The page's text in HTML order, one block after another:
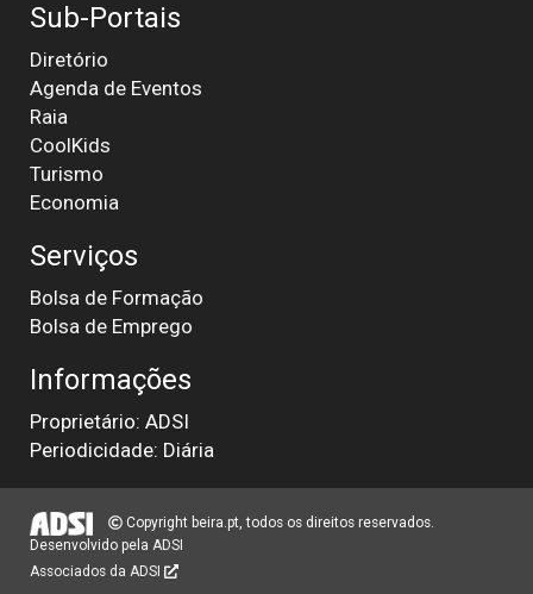
Sub-Portais
Diretório
Agenda de Eventos
Raia
CoolKids
Turismo
Economia
Serviços
Bolsa de Formação
Bolsa de Emprego
Informações
Proprietário: ADSI
Periodicidade: Diária
Copyright beira.pt, todos os direitos reservados.
Desenvolvido pela ADSI
Associados da ADSI